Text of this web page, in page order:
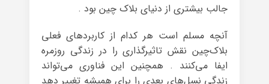
جالب بیشتری از دنیای بلاک چین بود .
آنچه مسلم است هر کدام از کاربردهای فعلی
بلاک‌چین نقش تاثیرگذاری را در زندگی روزمره
ایفا می‌کنند . همچنین این فناوری می‌تواند
زندگی نسل‌های بعدی را برای همیشه تغییر دهد